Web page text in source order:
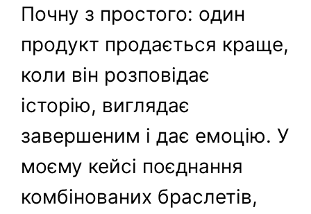
Почну з простого: один
продукт продається краще,
коли він розповідає
історію, виглядає
завершеним і дає емоцію. У
моєму кейсі поєднання
комбінованих браслетів,